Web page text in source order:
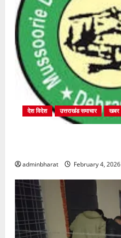
देश विदेश उत्तराखंड समाचार खबर
adminbharat February 4, 2026